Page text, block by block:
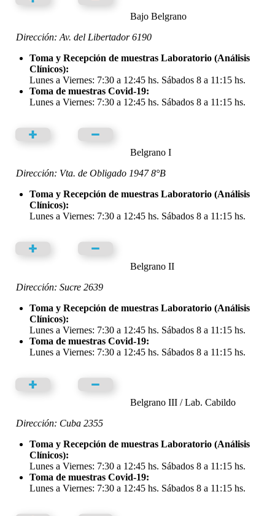
Bajo Belgrano
Dirección: Av. del Libertador 6190
Toma y Recepción de muestras Laboratorio (Análisis
Clínicos):
Lunes a Viernes: 7:30 a 12:45 hs. Sábados 8 a 11:15 hs.
Toma de muestras Covid-19:
Lunes a Viernes: 7:30 a 12:45 hs. Sábados 8 a 11:15 hs.
Belgrano I
Dirección: Vta. de Obligado 1947 8°B
Toma y Recepción de muestras Laboratorio (Análisis
Clínicos):
Lunes a Viernes: 7:30 a 12:45 hs. Sábados 8 a 11:15 hs.
Belgrano II
Dirección: Sucre 2639
Toma y Recepción de muestras Laboratorio (Análisis
Clínicos):
Lunes a Viernes: 7:30 a 12:45 hs. Sábados 8 a 11:15 hs.
Toma de muestras Covid-19:
Lunes a Viernes: 7:30 a 12:45 hs. Sábados 8 a 11:15 hs.
Belgrano III / Lab. Cabildo
Dirección: Cuba 2355
Toma y Recepción de muestras Laboratorio (Análisis
Clínicos):
Lunes a Viernes: 7:30 a 12:45 hs. Sábados 8 a 11:15 hs.
Toma de muestras Covid-19:
Lunes a Viernes: 7:30 a 12:45 hs. Sábados 8 a 11:15 hs.